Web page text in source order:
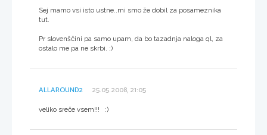
Sej mamo vsi isto ustne..mi smo že dobil za posameznika
tut.
Pr slovenščini pa samo upam, da bo tazadnja naloga ql, za
ostalo me pa ne skrbi. ;)
ALLAROUND2 25.05.2008, 21:05
veliko sreče vsem!!! :)